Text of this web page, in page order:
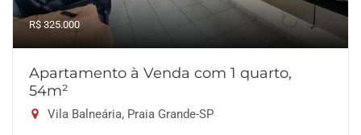
R$ 325.000
Apartamento à Venda com 1 quarto,
54m²
Vila Balneária, Praia Grande-SP